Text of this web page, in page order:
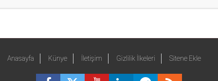
Anasayfa Künye İletişim Gizlilik İlkeleri Sitene Ekle